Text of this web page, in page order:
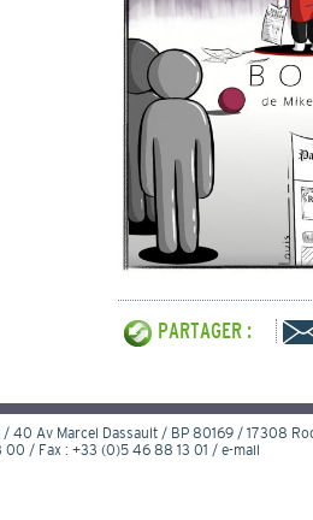
PARTAGER :
/ 40 Av Marcel Dassault / BP 80169 / 17308
00 / Fax : +33 (0)5 46 88 13 01 / e-mail